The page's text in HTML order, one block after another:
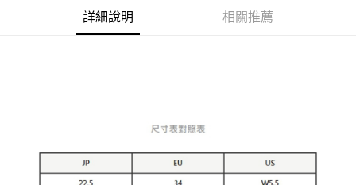
每筆NT$120，滿NT$5,000(含以上)免運費
詳細說明 相關推薦